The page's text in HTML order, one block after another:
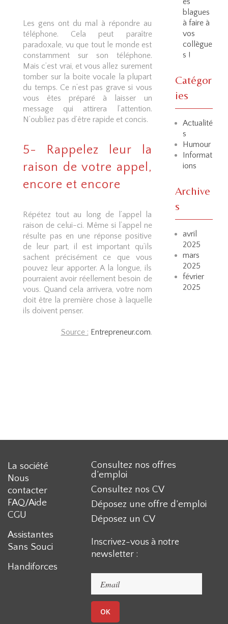
Les gens ont du mal à répondre au
téléphone. Cela peut paraître
paradoxale, vu que tout le monde est
constamment sur son téléphone.
Mais c’est vrai, et vous allez surement
tomber sur la boite vocale la plupart
du temps. Ce n’est pas grave si vous
vous êtes préparé à laisser un
message qui attirera l’attention.
N’oubliez pas d’être rapide et concis.
5- Rappelez leur la
raison de votre appel,
encore et encore
Répétez tout au long de l’appel la
raison de celui-ci. Même si l’appel ne
résulte pas en une réponse positive
de leur part, il est important qu’ils
sachent précisément ce que vous
pouvez leur apporter. A la longue, ils
pourraient avoir réellement besoin de
vous. Quand cela arrivera, votre nom
doit être la première chose à laquelle
ils doivent penser.
Source : Entrepreneur.com.
blagues
à faire à
vos
collègue
s !
Catégor
ies
Actualité
s
Humour
Informat
ions
Archive
s
avril
2025
mars
2025
février
2025
La société
Nous
contacter
FAQ/Aide
CGU
Assistantes
Sans Souci
Handiforces
Consultez nos offres
d’emploi
Consultez nos CV
Déposez une offre d’emploi
Déposez un CV
Inscrivez-vous à notre
newsletter :